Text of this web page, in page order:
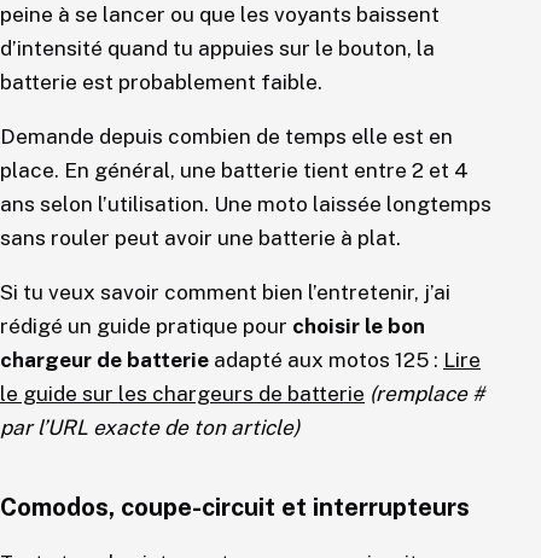
peine à se lancer ou que les voyants baissent
d’intensité quand tu appuies sur le bouton, la
batterie est probablement faible.
Demande depuis combien de temps elle est en
place. En général, une batterie tient entre 2 et 4
ans selon l’utilisation. Une moto laissée longtemps
sans rouler peut avoir une batterie à plat.
Si tu veux savoir comment bien l’entretenir, j’ai
rédigé un guide pratique pour choisir le bon
chargeur de batterie adapté aux motos 125 : Lire
le guide sur les chargeurs de batterie (remplace #
par l’URL exacte de ton article)
Comodos, coupe-circuit et interrupteurs